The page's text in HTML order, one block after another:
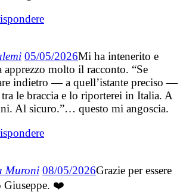
05/05/2026Mi ha intenerito e
molto il racconto. “Se
indietro — a quell’istante preciso —
le braccia e lo riporterei in Italia. A
Al sicuro.”… questo mi angoscia.
Muroni 08/05/2026Grazie per essere
Giuseppe. ❤️